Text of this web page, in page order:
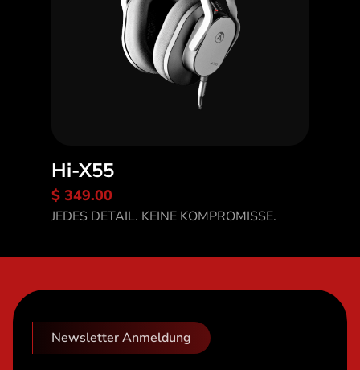
Hi-X55
$ 349.00
JEDES DETAIL. KEINE KOMPROMISSE.
Entdecke Hi-X55
Newsletter Anmeldung